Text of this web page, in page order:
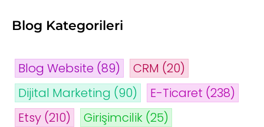
Blog Kategorileri
Blog Website (89) CRM (20)
Dijital Marketing (90) E-Ticaret (238)
Etsy (210) Girişimcilik (25)